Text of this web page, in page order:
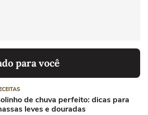
para você
de chuva perfeito: dicas para
leves e douradas